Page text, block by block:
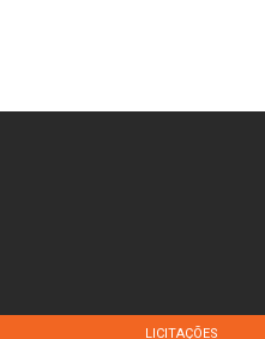
LICITAÇÕES